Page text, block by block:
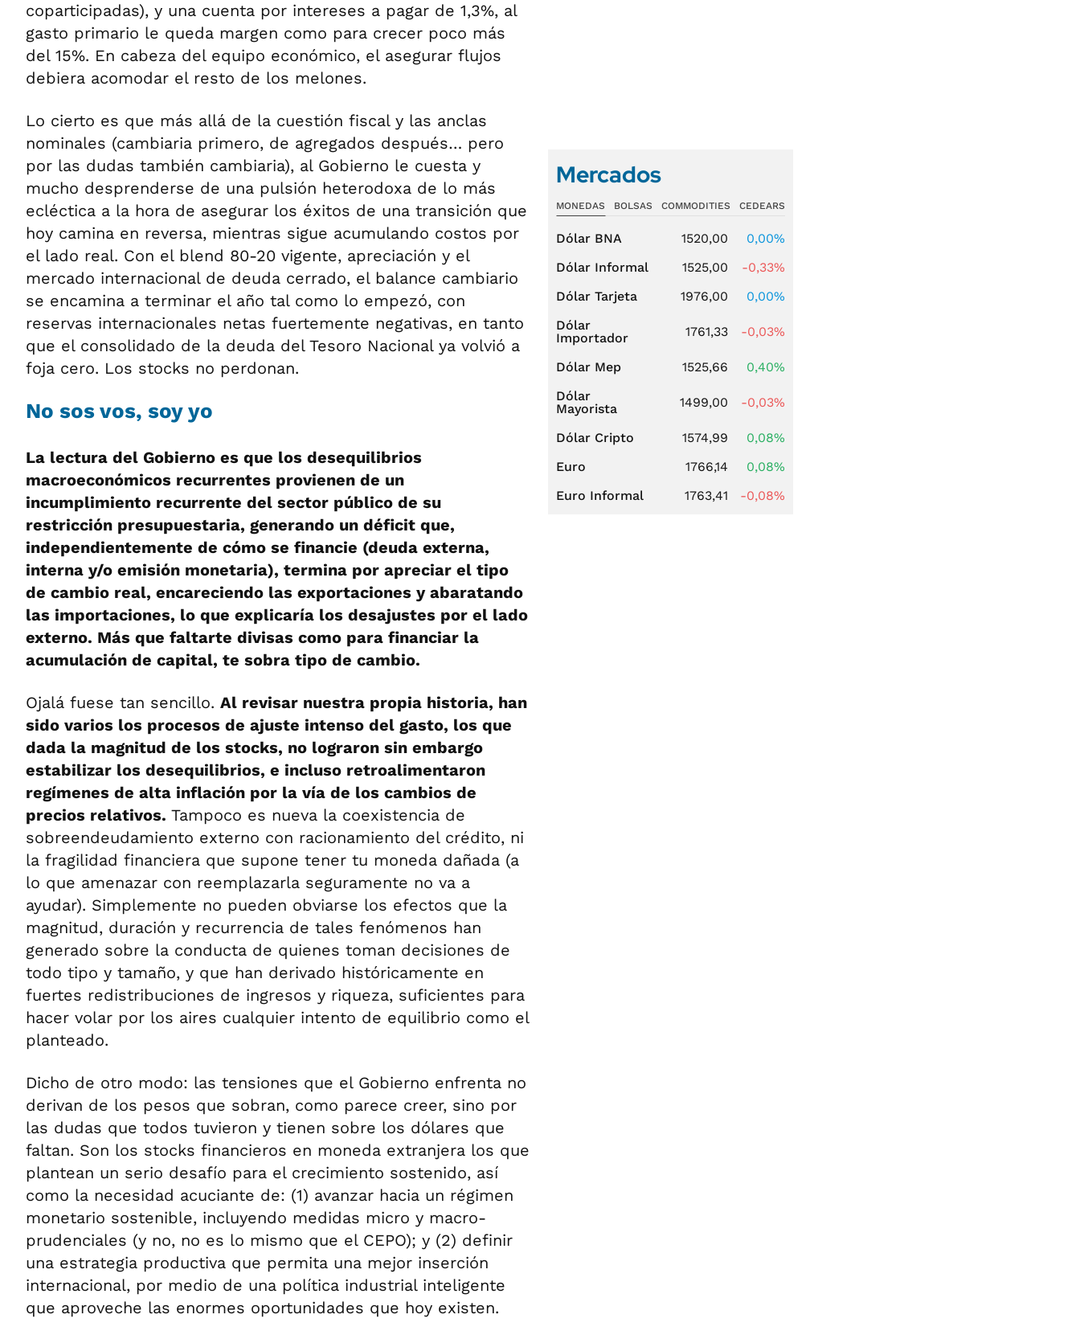
coparticipadas), y una cuenta por intereses a pagar de 1,3%, al
gasto primario le queda margen como para crecer poco más
del 15%. En cabeza del equipo económico, el asegurar flujos
debiera acomodar el resto de los melones.
Lo cierto es que más allá de la cuestión fiscal y las anclas
nominales (cambiaria primero, de agregados después… pero
por las dudas también cambiaria), al Gobierno le cuesta y
mucho desprenderse de una pulsión heterodoxa de lo más
ecléctica a la hora de asegurar los éxitos de una transición que
hoy camina en reversa, mientras sigue acumulando costos por
el lado real. Con el blend 80-20 vigente, apreciación y el
mercado internacional de deuda cerrado, el balance cambiario
se encamina a terminar el año tal como lo empezó, con
reservas internacionales netas fuertemente negativas, en tanto
que el consolidado de la deuda del Tesoro Nacional ya volvió a
foja cero. Los stocks no perdonan.
No sos vos, soy yo
La lectura del Gobierno es que los desequilibrios
macroeconómicos recurrentes provienen de un
incumplimiento recurrente del sector público de su
restricción presupuestaria, generando un déficit que,
independientemente de cómo se financie (deuda externa,
interna y/o emisión monetaria), termina por apreciar el tipo
de cambio real, encareciendo las exportaciones y abaratando
las importaciones, lo que explicaría los desajustes por el lado
externo. Más que faltarte divisas como para financiar la
acumulación de capital, te sobra tipo de cambio.
Ojalá fuese tan sencillo. Al revisar nuestra propia historia, han
sido varios los procesos de ajuste intenso del gasto, los que
dada la magnitud de los stocks, no lograron sin embargo
estabilizar los desequilibrios, e incluso retroalimentaron
regímenes de alta inflación por la vía de los cambios de
precios relativos. Tampoco es nueva la coexistencia de
sobreendeudamiento externo con racionamiento del crédito, ni
la fragilidad financiera que supone tener tu moneda dañada (a
lo que amenazar con reemplazarla seguramente no va a
ayudar). Simplemente no pueden obviarse los efectos que la
magnitud, duración y recurrencia de tales fenómenos han
generado sobre la conducta de quienes toman decisiones de
todo tipo y tamaño, y que han derivado históricamente en
fuertes redistribuciones de ingresos y riqueza, suficientes para
hacer volar por los aires cualquier intento de equilibrio como el
planteado.
Dicho de otro modo: las tensiones que el Gobierno enfrenta no
derivan de los pesos que sobran, como parece creer, sino por
las dudas que todos tuvieron y tienen sobre los dólares que
faltan. Son los stocks financieros en moneda extranjera los que
plantean un serio desafío para el crecimiento sostenido, así
como la necesidad acuciante de: (1) avanzar hacia un régimen
monetario sostenible, incluyendo medidas micro y macro-
prudenciales (y no, no es lo mismo que el CEPO); y (2) definir
una estrategia productiva que permita una mejor inserción
internacional, por medio de una política industrial inteligente
que aproveche las enormes oportunidades que hoy existen.
Mercados
MONEDAS BOLSAS COMMODITIES CEDEARS
Dólar BNA 1520,00
0,00%
Dólar Informal
1525,00
-0,33%
Dólar Tarjeta
1976,00
0,00%
Dólar
Importador
1761,33 -0,03%
Dólar Mep 1525,66
0,40%
Dólar
Mayorista
1499,00 -0,03%
Dólar Cripto 1574,99
0,08%
Euro
1766,14
0,08%
Euro Informal
1763,41 -0,08%